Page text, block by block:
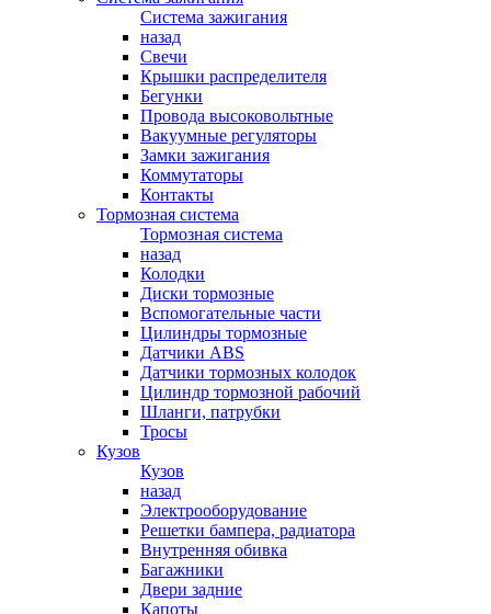
Система зажигания
назад
Свечи
Крышки распределителя
Бегунки
Провода высоковольтные
Вакуумные регуляторы
Замки зажигания
Коммутаторы
Контакты
Тормозная система
Тормозная система
назад
Колодки
Диски тормозные
Вспомогательные части
Цилиндры тормозные
Датчики ABS
Датчики тормозных колодок
Цилиндр тормозной рабочий
Шланги, патрубки
Тросы
Кузов
Кузов
назад
Электрооборудование
Решетки бампера, радиатора
Внутренняя обивка
Багажники
Двери задние
Капоты